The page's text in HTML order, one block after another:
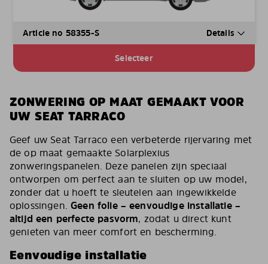
Article no 58355-S Details
Selecteer
ZONWERING OP MAAT GEMAAKT VOOR
UW SEAT TARRACO
Geef uw Seat Tarraco een verbeterde rijervaring met
de op maat gemaakte Solarplexius
zonweringspanelen. Deze panelen zijn speciaal
ontworpen om perfect aan te sluiten op uw model,
zonder dat u hoeft te sleutelen aan ingewikkelde
oplossingen.Geen folie – eenvoudige installatie –
altijd een perfecte pasvorm, zodat u direct kunt
genieten van meer comfort en bescherming.
Eenvoudige installatie